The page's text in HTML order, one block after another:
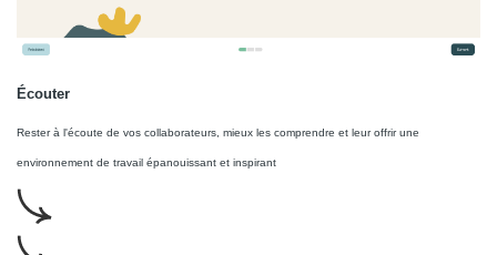
Écouter
Rester à l'écoute de vos collaborateurs, mieux les comprendre et leur offrir une
environnement de travail épanouissant et inspirant